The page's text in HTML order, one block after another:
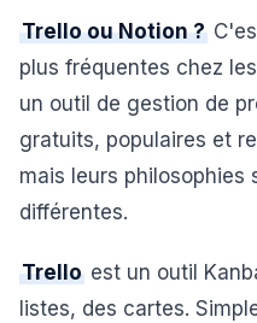
Trello ou Notion ?
plus fréquentes chez
un outil de gestion de
gratuits, populaires et
mais leurs philosophies
différentes.
Trello est un outil
listes, des cartes.